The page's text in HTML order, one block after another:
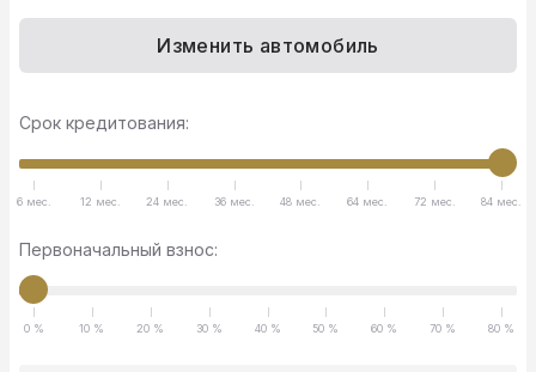
Изменить автомобиль
Срок кредитования:
6 мес. 12 мес. 24 мес. 36 мес. 48 мес. 64 мес. 72 мес. 84 мес.
Первоначальный взнос:
0 % 10 % 20 % 30 % 40 % 50 % 60 % 70 % 80 %